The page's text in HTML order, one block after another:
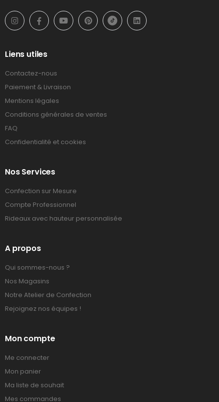
Liens utiles
Contactez-nous
Paiement & Livraison
Mentions légales
Conditions générales de ventes
FAQ
Confidentialité et cookies
Nos Services
Confection sur Mesure
Compte Professionnel
Rideaux avec hauteur personnalisée
A propos
Qui sommes-nous ?
Nos Magasins
Notre Atelier de Confection
Rejoignez nos équipes !
Mon compte
Me connecter
Mon panier
Ma liste de souhait
Mes commandes